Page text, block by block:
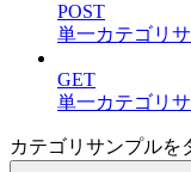
POST
単一カテゴリ
GET
単一カテゴリ
カテゴリサンプルを